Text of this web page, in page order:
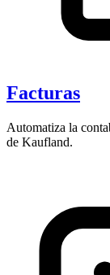
Facturas
Automatiza la
de Kaufland.